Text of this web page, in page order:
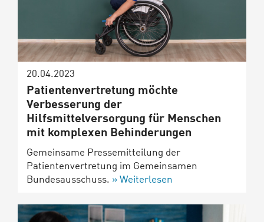
20.04.2023
Patientenvertretung möchte
Verbesserung der
Hilfsmittelversorgung für Menschen
mit komplexen Behinderungen
Gemeinsame Pressemitteilung der
Patientenvertretung im Gemeinsamen
Bundesausschuss.
Weiterlesen